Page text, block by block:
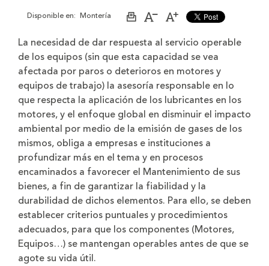
Disponible en: Montería
ImprimirAumentar
de
la
Disminuir
de
la
La necesidad de dar respuesta al servicio operable
de los equipos (sin que esta capacidad se vea
afectada por paros o deterioros en motores y
equipos de trabajo) la asesoría responsable en lo
que respecta la aplicación de los lubricantes en los
motores, y el enfoque global en disminuir el impacto
ambiental por medio de la emisión de gases de los
mismos, obliga a empresas e instituciones a
profundizar más en el tema y en procesos
encaminados a favorecer el Mantenimiento de sus
bienes, a fin de garantizar la fiabilidad y la
durabilidad de dichos elementos. Para ello, se deben
establecer criterios puntuales y procedimientos
adecuados, para que los componentes (Motores,
Equipos…) se mantengan operables antes de que se
agote su vida útil.